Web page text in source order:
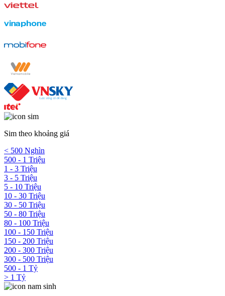
Sim theo khoảng giá
< 500 Nghìn
500 - 1 Triệu
1 - 3 Triệu
3 - 5 Triệu
5 - 10 Triệu
10 - 30 Triệu
30 - 50 Triệu
50 - 80 Triệu
80 - 100 Triệu
100 - 150 Triệu
150 - 200 Triệu
200 - 300 Triệu
300 - 500 Triệu
500 - 1 Tỷ
> 1 Tỷ